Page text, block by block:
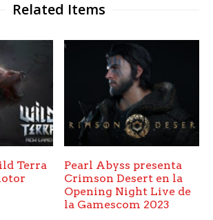
Related Items
Terra
Pearl Abyss presenta
Crimson Desert en la
Opening Night Live de
la Gamescom 2023